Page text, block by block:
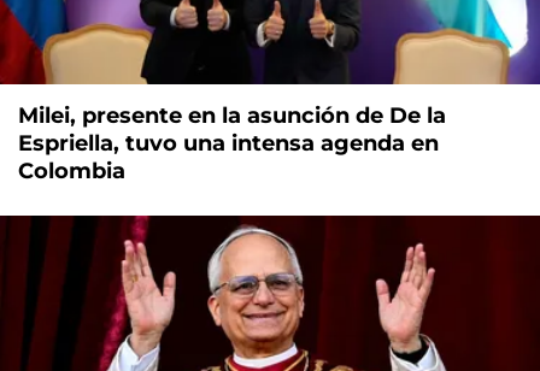
Milei, presente en la asunción de De la
Espriella, tuvo una intensa agenda en
Colombia